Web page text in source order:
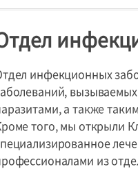
Наша 30-летняя
Комплексный
оздоровительный
найти
инфекционных
а также
того, мы открыли
из